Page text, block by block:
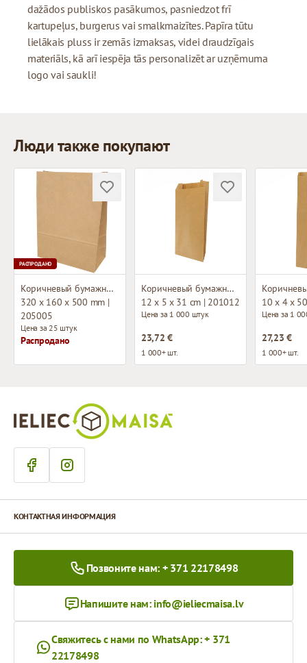
dažādos publiskos pasākumos, pasniedzot frī
kartupeļus, burgerus vai smalkmaizītes. Papīra tūtu
lielākais pluss ir zemās izmaksas, videi draudzīgais
materiāls, kā arī iespēja tās personalizēt ar uzņēmuma
logo vai saukli!
Люди также покупают
РАСПРОДАНО
Коричневый бумажный мешок с плоским основанием
320 x 160 x 500 mm |
205005
Цена за 25 штук
Распродано
Коричневый бумажный пакет
12 x 5 x 31 cm | 201012
Цена за 1 000 штук
23,72 €
1 000+ шт.
10 x 4 x
Цена за 1
27,23 €
1 000+ шт.
КОНТАКТНАЯ ИНФОРМАЦИЯ
Позвоните нам: + 371 22178498
Напишите нам: info@ieliecmaisa.lv
Свяжитесь с нами по WhatsApp: + 371
22178498